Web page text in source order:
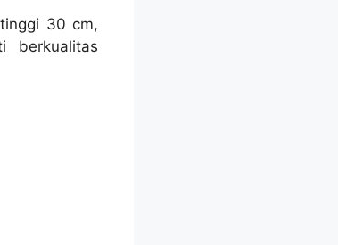
30 cm,
berkualitas